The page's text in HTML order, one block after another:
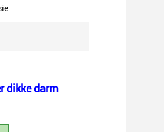
dikke darm